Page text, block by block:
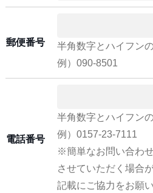
郵便番号
半角数字とハイフン
例）090-8501
電話番号
半角数字とハイフン
例）0157-23-7111
※簡単なお問い合わ
させていただく場合
記載にご協力をお願